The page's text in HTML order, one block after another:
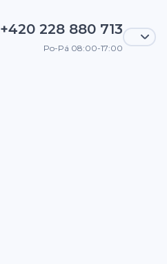
+420 228 880 713
Po-Pá 08:00-17:00